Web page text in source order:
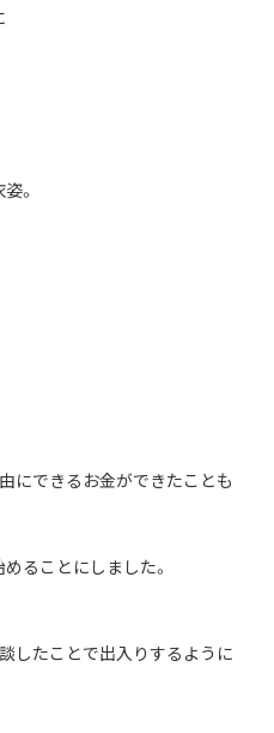
。
にできるお金ができたことも
ることにしました。
したことで出入りするように